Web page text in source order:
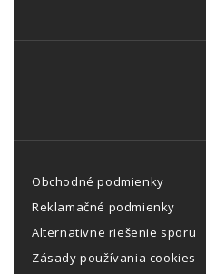
Obchodné podmienky
Reklamačné podmienky
Alternativne riešenie sporu
Zásady používania cookies